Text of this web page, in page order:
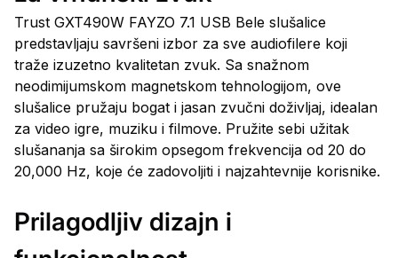
Trust GXT490W FAYZO 7.1 USB Bele slušalice
predstavljaju savršeni izbor za sve audiofilere koji
traže izuzetno kvalitetan zvuk. Sa snažnom
neodimijumskom magnetskom tehnologijom, ove
slušalice pružaju bogat i jasan zvučni doživljaj, idealan
za video igre, muziku i filmove. Pružite sebi užitak
slušananja sa širokim opsegom frekvencija od 20 do
20,000 Hz, koje će zadovoljiti i najzahtevnije korisnike.
Prilagodljiv dizajn i